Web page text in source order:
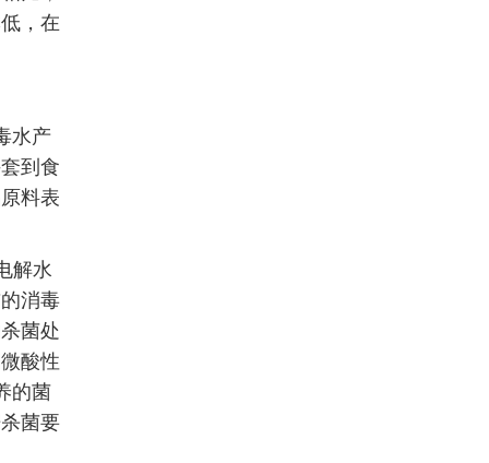
，在
水产
到食
料表
解水
消毒
菌处
酸性
的菌
菌要